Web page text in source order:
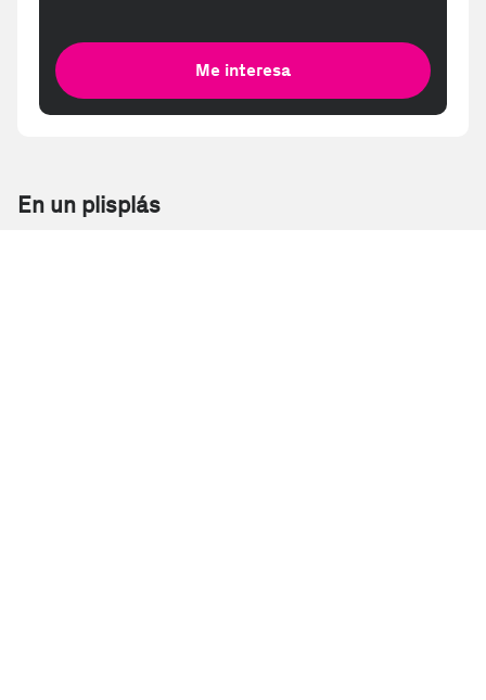
Me interesa
En un plisplás